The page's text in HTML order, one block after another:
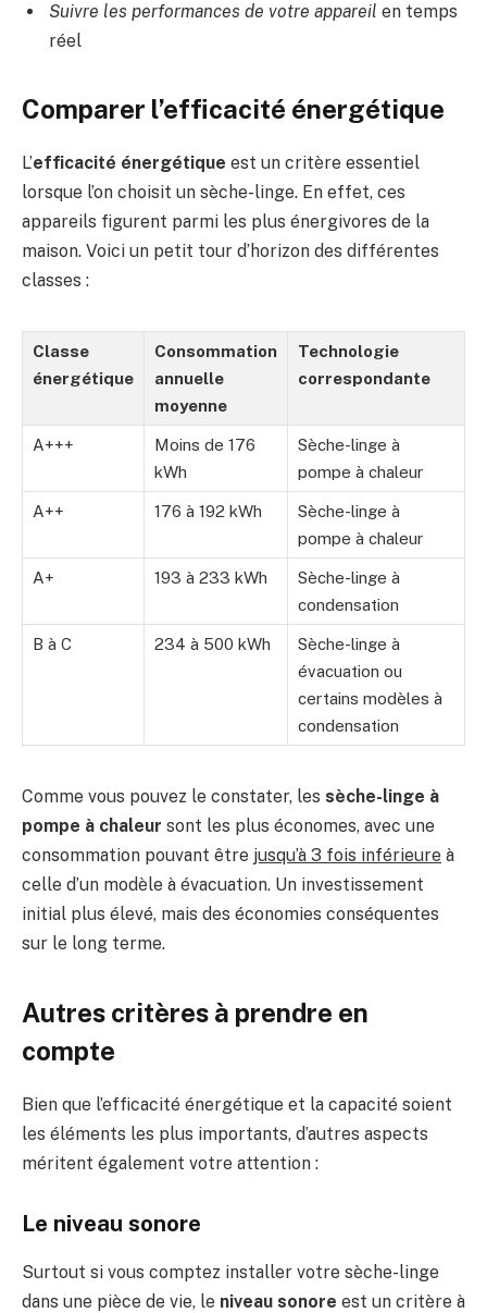
Suivre les performances de votre appareil en temps
réel
Comparer l’efficacité énergétique
L’efficacité énergétique est un critère essentiel
lorsque l’on choisit un sèche-linge. En effet, ces
appareils figurent parmi les plus énergivores de la
maison. Voici un petit tour d’horizon des différentes
classes :
Classe
énergétique
Consommation
annuelle
moyenne
Technologie
correspondante
A+++
Moins de 176
kWh
Sèche-linge à
pompe à chaleur
A++ 176 à 192 kWh
Sèche-linge à
pompe à chaleur
A+ 193 à 233 kWh
Sèche-linge à
condensation
B à C 234 à 500 kWh
Sèche-linge à
évacuation ou
certains modèles à
condensation
Comme vous pouvez le constater, les sèche-linge à
pompe à chaleur sont les plus économes, avec une
consommation pouvant être jusqu’à 3 fois inférieure à
celle d’un modèle à évacuation. Un investissement
initial plus élevé, mais des économies conséquentes
sur le long terme.
Autres critères à prendre en
compte
Bien que l’efficacité énergétique et la capacité soient
les éléments les plus importants, d’autres aspects
méritent également votre attention :
Le niveau sonore
Surtout si vous comptez installer votre sèche-linge
dans une pièce de vie, le niveau sonore est un critère à